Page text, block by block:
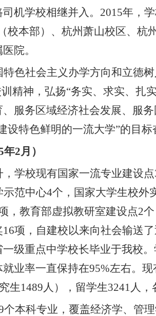
机学校相继并入。 2015年，
校本部）、杭州萧山校区、杭
院。
色社会主义办学方向和立德
精神，弘扬“务实、求实、扎
服务区域经济社会发展、服
设特色鲜明的一流大学”的目标
年2月）
学校现有国家一流专业建设点
示范中心4个，国家大学生校外
，教育部虚拟教研室建设点2
16项，自建校以来向社会输送了
级重点中学校长毕业于我校
业率一直保持在95%左右。现
生1489人），留学生3241人，
个本科专业，覆盖经济学、管